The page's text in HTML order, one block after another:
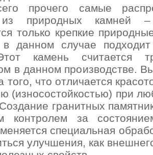
прочего самые
из природных камней –
только крепкие
данном случае подходит
камень считается
в данном производстве.
того, что отличается
(износостойкостью) при
гранитных
контролем за
специальная
улучшения, как